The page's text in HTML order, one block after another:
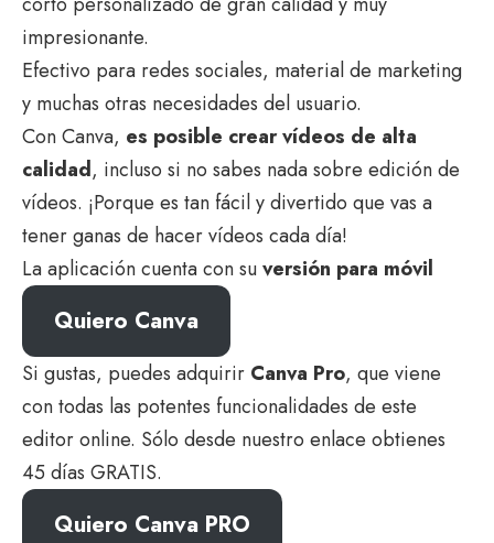
impresionante.
Efectivo para redes sociales, material de marketing
y muchas otras necesidades del usuario.
Con Canva, es posible crear vídeos de alta
calidad, incluso si no sabes nada sobre edición de
vídeos. ¡Porque es tan fácil y divertido que vas a
tener ganas de hacer vídeos cada día!
La aplicación cuenta con suversión para móvil
Quiero Canva
Si gustas, puedes adquirir Canva Pro, que viene
con todas las potentes funcionalidades de este
editor online. Sólo desde nuestro enlace obtienes
45 días GRATIS.
Quiero Canva PRO